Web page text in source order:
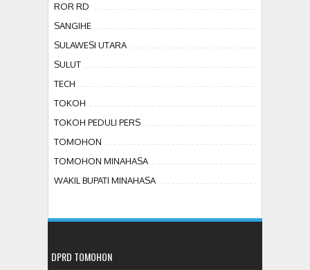
ROR RD
SANGIHE
SULAWESI UTARA
SULUT
TECH
TOKOH
TOKOH PEDULI PERS
TOMOHON
TOMOHON MINAHASA
WAKIL BUPATI MINAHASA
DPRD TOMOHON